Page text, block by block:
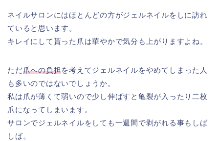
ネイルサロンにはほとんどの方がジェルネイルをしに訪れ
ていると思います。
キレイにして貰った爪は華やかで気分も上がりますよね。
ただ爪への負担を考えてジェルネイルをやめてしまった人
も多いのではないでしょうか。
私は爪が薄くて弱いので少し伸ばすと亀裂が入ったり二枚
爪になってしまいます。
サロンでジェルネイルをしても一週間で剥がれる事もしば
しば。